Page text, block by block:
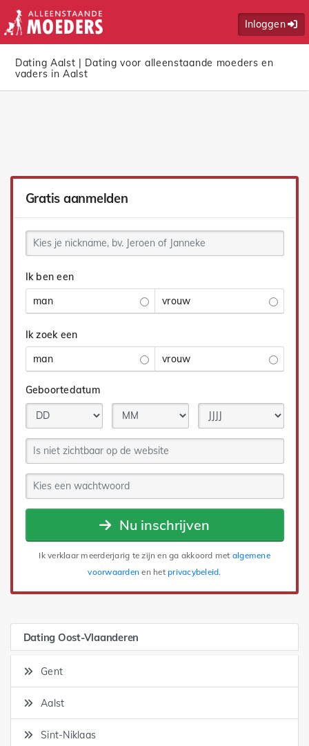
Inloggen
Dating Aalst | Dating voor alleenstaande moeders en
vaders in Aalst
Gratis aanmelden
Ik ben een
man
vrouw
Ik zoek een
man
vrouw
Geboortedatum
Nu inschrijven
Ik verklaar meerderjarig te zijn en ga akkoord met algemene
voorwaarden en hetprivacybeleid.
Dating Oost-Vlaanderen
Gent
Aalst
Sint-Niklaas